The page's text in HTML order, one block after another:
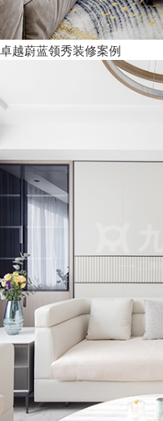
卓越蔚蓝领秀装修案例